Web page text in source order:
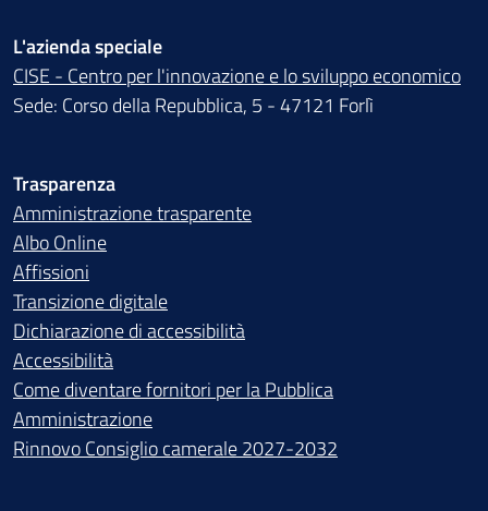
L'azienda speciale
CISE - Centro per l'innovazione e lo sviluppo economico
Sede: Corso della Repubblica, 5 - 47121 Forlì
Trasparenza
Amministrazione trasparente
Albo Online
Affissioni
Transizione digitale
Dichiarazione di accessibilità
Accessibilità
Come diventare fornitori per la Pubblica
Amministrazione
Rinnovo Consiglio camerale 2027-2032